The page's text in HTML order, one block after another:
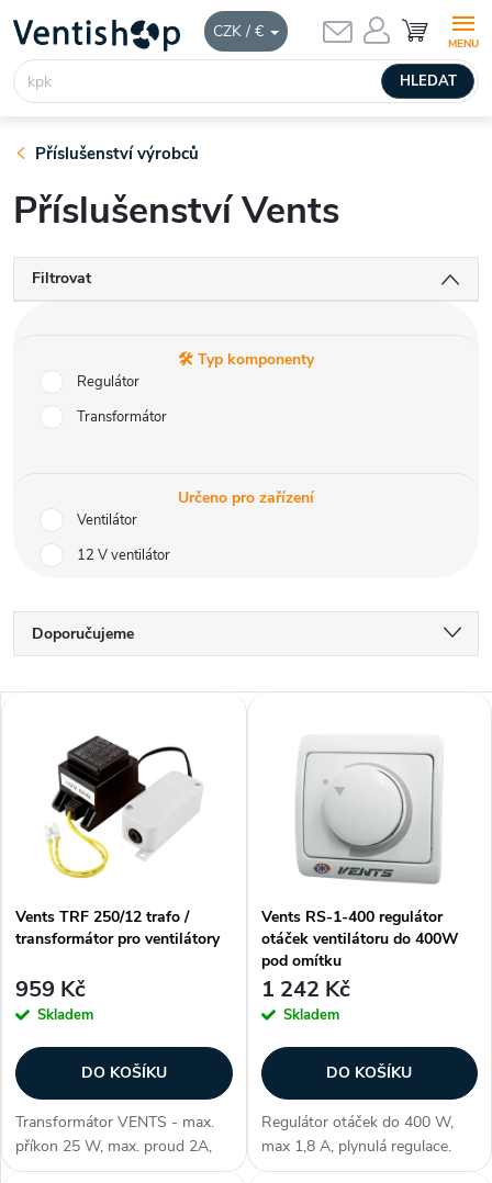
CZK / €
obsah
HLEDAT
NÁKUPNÍ
KOŠÍK
Příslušenství výrobců
Příslušenství Vents
Filtrovat
🛠️ Typ komponenty
Regulátor
Transformátor
Určeno pro zařízení
Ventilátor
12 V ventilátor
Ř
a
í
p
r
o
d
Doporučujeme
Nejprodávanější
Abecedně
s
p
r
o
d
Vents TRF 250/12 trafo /
transformátor pro ventilátory
959 Kč
Skladem
DO KOŠÍKU
Transformátor VENTS - max.
příkon 25 W, max. proud 2A,
zatížení 16 W, maximální
Vents RS-1-400 regulátor
otáček ventilátoru do 400W
pod omítku
1 242 Kč
Skladem
DO KOŠÍKU
Regulátor otáček do 400 W,
max 1,8 A, plynulá regulace.
Zapuštěný pod omítku